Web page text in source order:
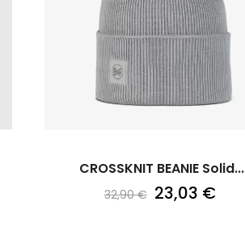
CROSSKNIT BEANIE Solid...
32,90 € 23,03 €